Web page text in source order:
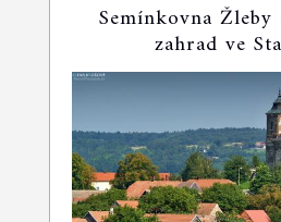
Semínkovna
zahrad ve